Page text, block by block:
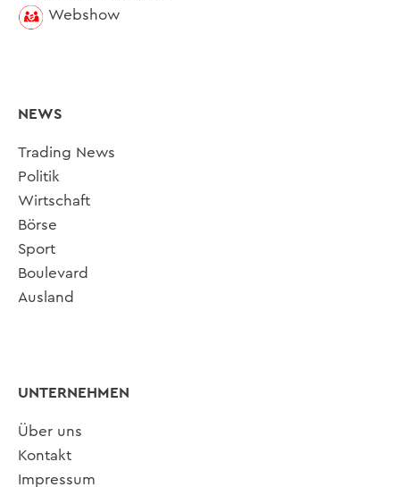
Webshow
NEWS
Trading News
Politik
Wirtschaft
Börse
Sport
Boulevard
Ausland
UNTERNEHMEN
Über uns
Kontakt
Impressum